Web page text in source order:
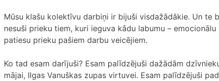
Mūsu klašu kolektīvu darbiņi ir bijuši visdažādākie. Un te
nesuši prieku tiem, kuri ieguva kādu labumu –
patiesu prieku pašiem darbu veicējiem.
Ko tad esam darījuši? Esam palīdzējuši dažādām
mājai, Ilgas Vanuškas zupas virtuvei. Esam palīdzējuši